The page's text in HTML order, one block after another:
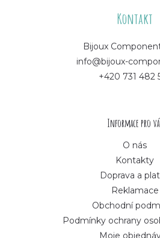
Kontakt
Bijoux
info@bijoux-
+420 731 482
Informace pro
O nás
Kontakty
Doprava a
Reklamace
Obchodní
Podmínky ochrany
Moje